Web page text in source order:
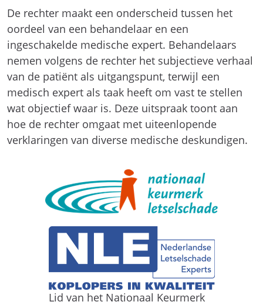
De rechter maakt een onderscheid tussen het
oordeel van een behandelaar en een
ingeschakelde medische expert. Behandelaars
nemen volgens de rechter het subjectieve verhaal
van de patiënt als uitgangspunt, terwijl een
medisch expert als taak heeft om vast te stellen
wat objectief waar is. Deze uitspraak toont aan
hoe de rechter omgaat met uiteenlopende
verklaringen van diverse medische deskundigen.
Lid van het Nationaal Keurmerk